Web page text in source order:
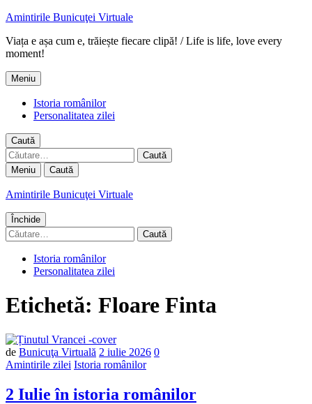
Amintirile Bunicuţei Virtuale
Viața e așa cum e, trăiește fiecare clipă! / Life is life, love every
moment!
Meniu
Istoria românilor
Personalitatea zilei
Caută
Caută
după:
Meniu Caută
Amintirile Bunicuţei Virtuale
Închide
Caută
după:
Istoria românilor
Personalitatea zilei
Etichetă: Floare Finta
de Bunicuţa Virtuală 2 iulie 2026 Număr
0
Amintirile zilei Istoria românilor
2 Iulie în istoria românilor